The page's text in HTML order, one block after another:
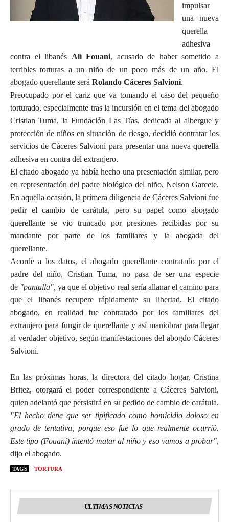
impulsar
una nueva
querella
adhesiva
contra el libanés Alí Fouani, acusado de haber sometido a
terribles torturas a un niño de un poco más de un año. El
abogado querellante será Rolando Cáceres Salvioni.
Preocupado por el cariz que va tomando el caso del pequeño
torturado, especialmente tras la incursión en el tema del abogado
Cristian Tuma, la Fundación Las Tías, dedicada al albergue y
protección de niños en situación de riesgo, decidió contratar los
servicios de Cáceres Salvioni para presentar una nueva querella
adhesiva en contra del extranjero.
El citado abogado ya había hecho una presentación similar, pero
en representación del padre biológico del niño, Nelson Garcete.
En aquella ocasión, la primera diligencia de Cáceres Salvioni fue
pedir el cambio de carátula, pero su papel como abogado
querellante se vio truncado por presiones recibidas por su
mandante por parte de los familiares y la abogada del
querellante.
Acorde a los datos, el abogado querellante contratado por el
padre del niño, Cristian Tuma, no pasa de ser una especie
de ʺpantallaʺ,ya que el objetivo real sería allanar el camino para
que el libanés recupere rápidamente su libertad. El citado
abogado, en realidad fue contratado por los familiares del
extranjero para fungir de querellante y así maniobrar para llegar
al verdader objetivo, según manifestaciones del abogdo Cáceres
Salvioni.
En las próximas horas, la directora del citado hogar, Cristina
Britez, otorgará el poder correspondiente a Cáceres Salvioni,
quien adelantó que persistirá en su pedido de cambio de carátula.
ʺEl hecho tiene que ser tipificado como homicidio doloso en
grado de tentativa, porque eso fue lo que realmente ocurrió.
Este tipo (Fouani) intentó matar al niño y eso vamos a probarʺ,
dijo el abogado.
TAGS TORTURA
ULTIMAS NOTICIAS